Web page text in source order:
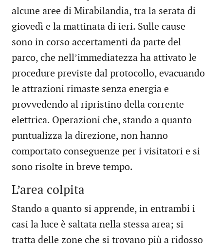
alcune aree di Mirabilandia, tra la serata di
giovedì e la mattinata di ieri. Sulle cause
sono in corso accertamenti da parte del
parco, che nell’immediatezza ha attivato le
procedure previste dal protocollo, evacuando
le attrazioni rimaste senza energia e
provvedendo al ripristino della corrente
elettrica. Operazioni che, stando a quanto
puntualizza la direzione, non hanno
comportato conseguenze per i visitatori e si
sono risolte in breve tempo.
L’area colpita
Stando a quanto si apprende, in entrambi i
casi la luce è saltata nella stessa area; si
tratta delle zone che si trovano più a ridosso